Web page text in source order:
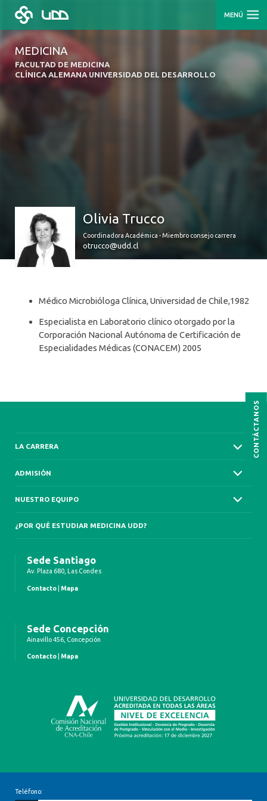
MENÚ
MEDICINA
FACULTAD DE MEDICINA
CLÍNICA ALEMANA UNIVERSIDAD DEL DESARROLLO
Olivia Trucco
Coordinadora Académica - Miembro consejo carrera
otrucco@udd.cl
Médico Microbióloga Clínica, Universidad de Chile,1982
Especialista en Laboratorio clínico otorgado por la
Corporación Nacional Autónoma de Certificación de
Especialidades Médicas (CONACEM) 2005
CONTÁCTANOS
LA CARRERA
ADMISIÓN
NUESTRO EQUIPO
¿POR QUÉ ESTUDIAR MEDICINA UDD?
Sede Santiago
Av. Plaza 680, Las Condes
Contacto Mapa
Sede Concepción
Ainavillo 456, Concepción
Contacto Mapa
Teléfono: